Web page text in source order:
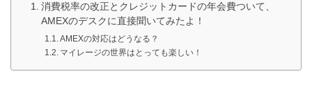
消費税率の改正とクレジットカードの年会費ついて、
AMEXのデスクに直接聞いてみたよ！
AMEXの対応はどうなる？
マイレージの世界はとっても楽しい！